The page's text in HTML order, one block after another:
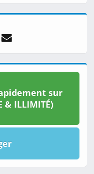
sur
& ILLIMITÉ)